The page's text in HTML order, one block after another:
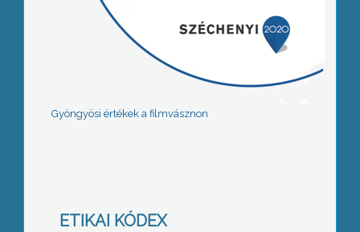
Gyöngyösi értékek a filmvásznon
ETIKAI KÓDEX